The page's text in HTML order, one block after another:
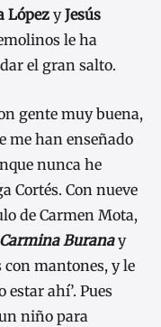
López yJesús
le ha
el gran salto.
gente muy buena,
me han enseñado
nunca he
Cortés. Con nueve
de Carmen Mota,
Carmina Buranay
con mantones, y le
ahí’. Pues
niño para